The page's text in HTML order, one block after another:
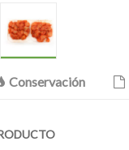
Conservación